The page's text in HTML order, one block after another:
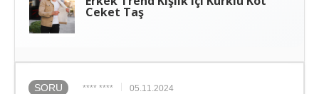
Ceket Taş
SORU **** **** 05.11.2024